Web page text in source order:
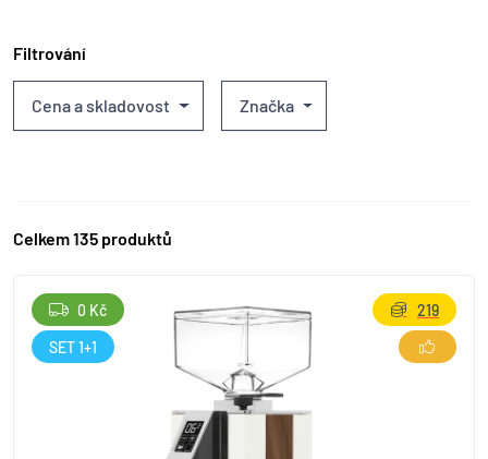
Filtrování
Cena a skladovost Značka
Celkem 135 produktů
0 Kč
SET 1+1
219